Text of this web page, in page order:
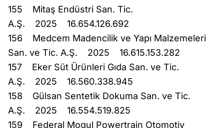
155 Mitaş Endüstri San. Tic.
A.Ş. 2025 16.654.126.692
156 Medcem Madencilik ve Yapı Malzemeleri
San. ve Tic. A.Ş. 2025 16.615.153.282
157 Eker Süt Ürünleri Gıda San. ve Tic.
A.Ş. 2025 16.560.338.945
158 Gülsan Sentetik Dokuma San. ve Tic.
A.Ş. 2025 16.554.519.825
159 Federal Mogul Powertrain Otomotiv